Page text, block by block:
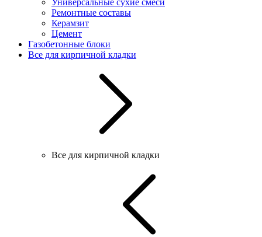
Ремонтные составы
Керамзит
Цемент
Газобетонные блоки
Все для кирпичной кладки
Все для кирпичной кладки